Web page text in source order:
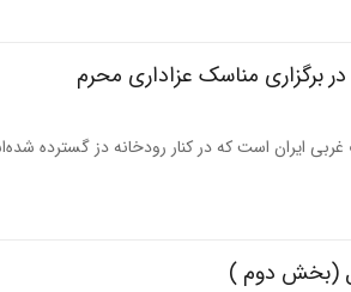
برگزاری مناسک عزاداری محرم
ایران است که در کنار رودخانه دز گسترده
(بخش دوم )